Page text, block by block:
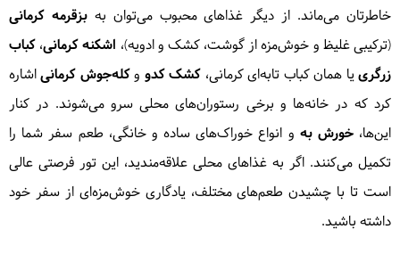
خاطرتان می‌ماند. از دیگر غذاهای محبوب می‌توان بهبزقرمه کرمانی
(ترکیبی غلیظ و خوش‌مزه از گوشت، کشک و ادویه)، اشکنه کرمانی، کباب
زرگرییا همان کباب تابه‌ای کرمانی، کشک کدو وکله‌جوش کرمانیاشاره
کرد که در خانه‌ها و برخی رستوران‌های محلی سرو می‌شوند. در کنار
این‌ها،خورش به و انواع خوراک‌های ساده و خانگی، طعم سفر شما را
تکمیل می‌کنند. اگر به غذاهای محلی علاقه‌مندید، این تور فرصتی عالی
است تا با چشیدن طعم‌های مختلف، یادگاری خوش‌مزه‌ای از سفر خود
داشته باشید.